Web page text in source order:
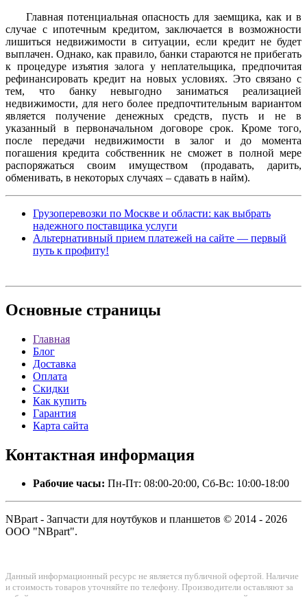
Главная потенциальная опасность для заемщика, как и в
случае с ипотечным кредитом, заключается в возможности
лишиться недвижимости в ситуации, если кредит не будет
выплачен. Однако, как правило, банки стараются не прибегать
к процедуре изъятия залога у неплательщика, предпочитая
рефинансировать кредит на новых условиях. Это связано с
тем, что банку невыгодно заниматься реализацией
недвижимости, для него более предпочтительным вариантом
является получение денежных средств, пусть и не в
указанный в первоначальном договоре срок. Кроме того,
после передачи недвижимости в залог и до момента
погашения кредита собственник не сможет в полной мере
распоряжаться своим имуществом (продавать, дарить,
обменивать, в некоторых случаях – сдавать в найм).
Грузоперевозки по Москве и области: как выбрать
надежного поставщика услуги
Альтернативный прием платежей на сайте — первый
путь к профиту!
Основные страницы
Главная
Блог
Доставка
Оплата
Скидки
Как купить
Гарантия
Карта сайта
Контактная информация
Рабочие часы: Пн-Пт: 08:00-20:00, Сб-Вс: 10:00-18:00
NBpart - Запчасти для ноутбуков и планшетов © 2014 - 2026
ООО "NBpart".
Данный информационный ресурс не является публичной офертой. Наличие
и стоимость товаров уточняйте по телефону. Производители оставляют за